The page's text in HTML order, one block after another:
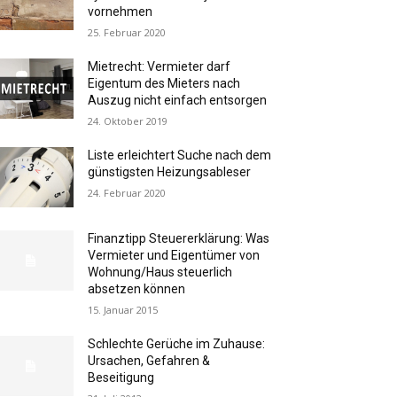
vornehmen
25. Februar 2020
Mietrecht: Vermieter darf
Eigentum des Mieters nach
Auszug nicht einfach entsorgen
24. Oktober 2019
Liste erleichtert Suche nach dem
günstigsten Heizungsableser
24. Februar 2020
Finanztipp Steuererklärung: Was
Vermieter und Eigentümer von
Wohnung/Haus steuerlich
absetzen können
15. Januar 2015
Schlechte Gerüche im Zuhause:
Ursachen, Gefahren &
Beseitigung